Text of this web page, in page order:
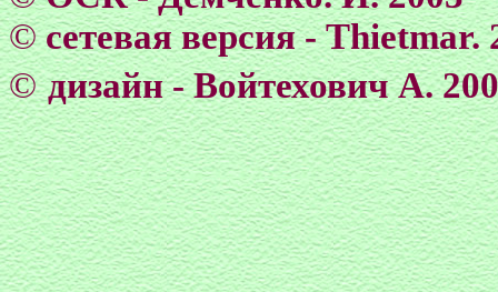
©сетевая версия - Тhietmar.
© дизайн - Войтехович А.